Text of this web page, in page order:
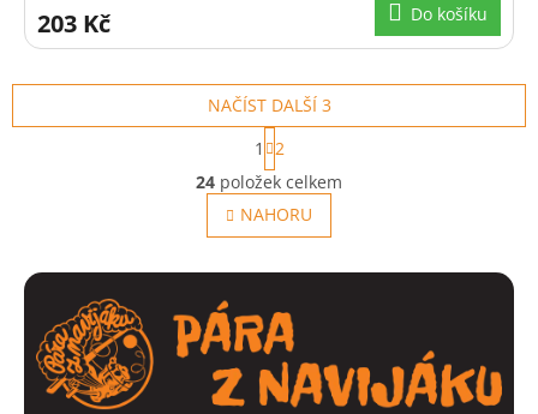
203 Kč Do košíku
O
v
l
á
c
í
p
r
v
NAČÍST DALŠÍ 3
S
t
r
á
n
k
v
n
í
1
2
24 položek celkem
NAHORU